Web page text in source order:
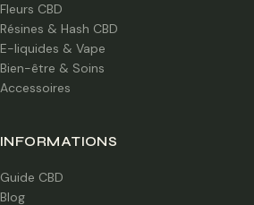
Fleurs CBD
Résines & Hash CBD
E-liquides & Vape
Bien-être & Soins
Accessoires
INFORMATIONS
Guide CBD
Blog